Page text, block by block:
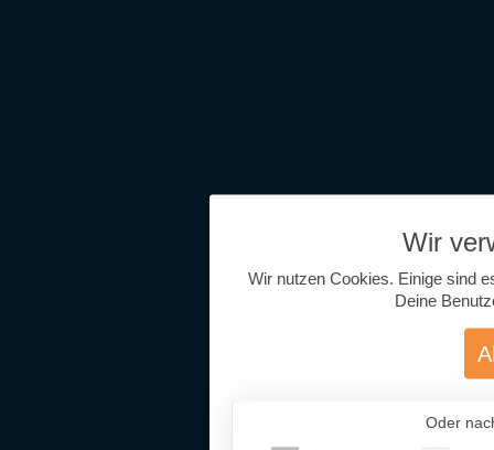
Wir
Wir nutzen Cookies. Einige sind
Deine
Oder